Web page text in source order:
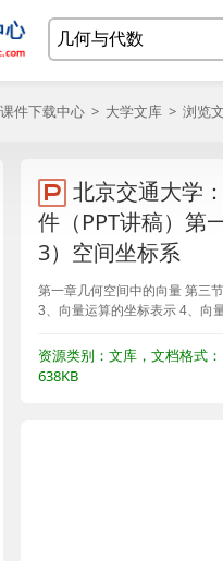
件下载中心 > 大学文库 > 浏览
北京交通大学
件（PPT讲稿）第
3）空间坐标系
第一章几何空间中的向量 第三
3、向量运算的坐标表示 4、向
资源类别：文库，文档格式
638KB